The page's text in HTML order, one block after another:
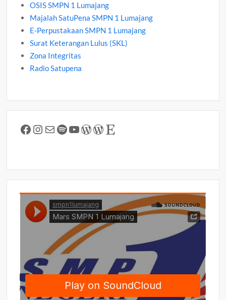
OSIS SMPN 1 Lumajang
Majalah SatuPena SMPN 1 Lumajang
E-Perpustakaan SMPN 1 Lumajang
Surat Keterangan Lulus (SKL)
Zona Integritas
Radio Satupena
Facebook
Instagram
MailSpotify
YouTube
WordPress
WordPress
Etsy